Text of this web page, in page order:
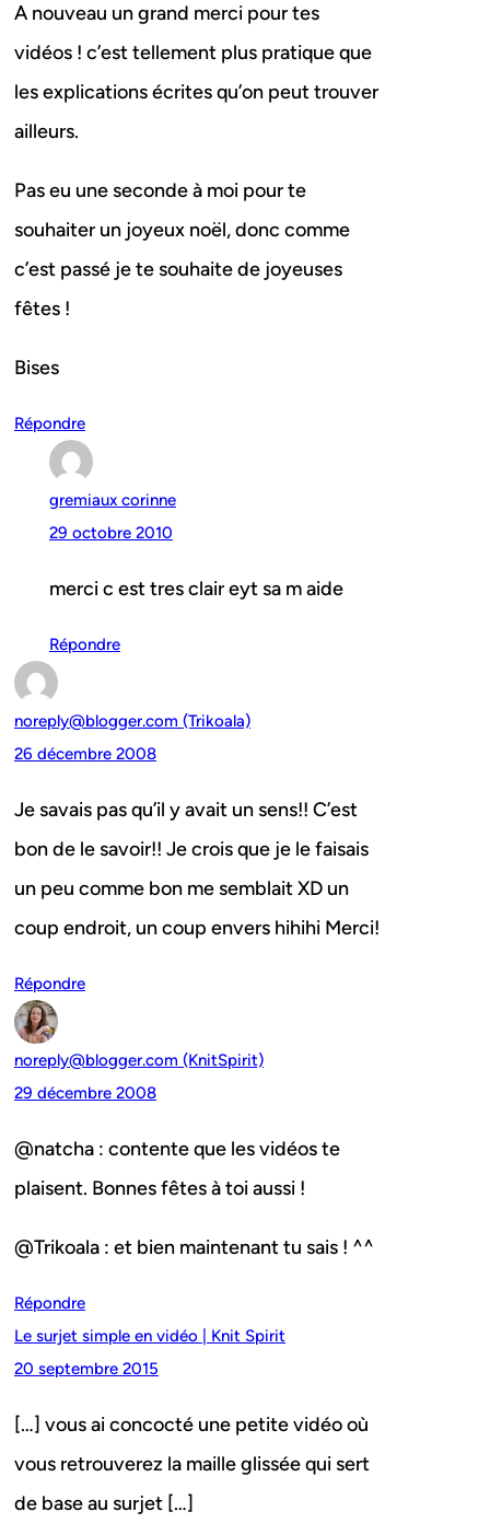
A nouveau un grand merci pour tes
vidéos ! c’est tellement plus pratique que
les explications écrites qu’on peut trouver
ailleurs.
Pas eu une seconde à moi pour te
souhaiter un joyeux noël, donc comme
c’est passé je te souhaite de joyeuses
fêtes !
Bises
Répondre
gremiaux corinne
29 octobre 2010
merci c est tres clair eyt sa m aide
Répondre
noreply@blogger.com (Trikoala)
26 décembre 2008
Je savais pas qu’il y avait un sens!! C’est
bon de le savoir!! Je crois que je le faisais
un peu comme bon me semblait XD un
coup endroit, un coup envers hihihi Merci!
Répondre
noreply@blogger.com (KnitSpirit)
29 décembre 2008
@natcha : contente que les vidéos te
plaisent. Bonnes fêtes à toi aussi !
@Trikoala : et bien maintenant tu sais ! ^^
Répondre
Le surjet simple en vidéo | Knit Spirit
20 septembre 2015
[…] vous ai concocté une petite vidéo où
vous retrouverez la maille glissée qui sert
de base au surjet […]